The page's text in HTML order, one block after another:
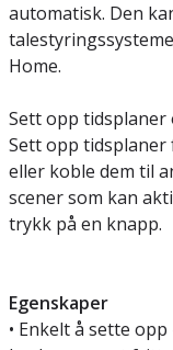
automatisk. Den
Home.
Sett opp tidsplaner
Sett opp
eller koble dem til
scener som kan
trykk på en knapp.
Egenskaper
• Enkelt å sette